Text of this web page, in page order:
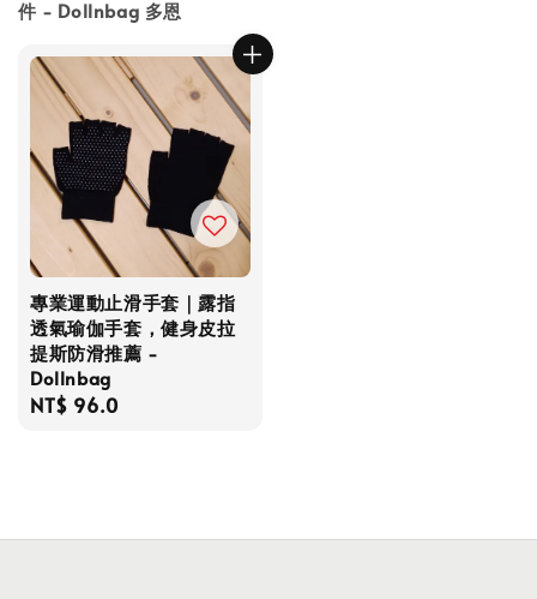
件 - Dollnbag 多恩
專業運動止滑手套｜露指
透氣瑜伽手套，健身皮拉
提斯防滑推薦 -
Dollnbag
Regular
NT$ 96.0